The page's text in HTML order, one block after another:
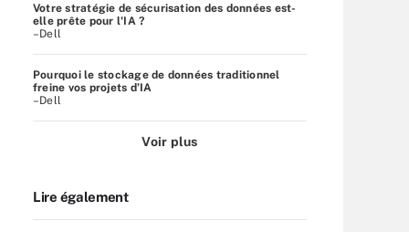
Votre stratégie de sécurisation des données est-
elle prête pour l'IA ?
–Dell
Pourquoi le stockage de données traditionnel
freine vos projets d’IA
–Dell
Voir plus
Lire également